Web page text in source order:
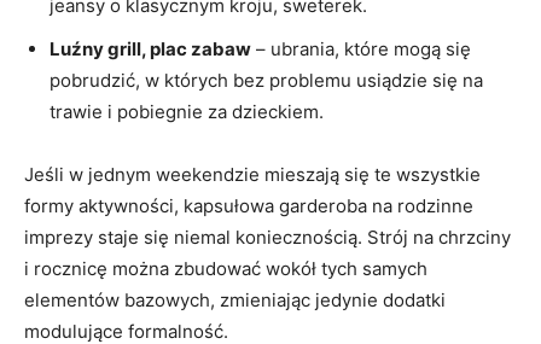
jeansy o klasycznym kroju, sweterek.
Luźny grill, plac zabaw – ubrania, które mogą się
pobrudzić, w których bez problemu usiądzie się na
trawie i pobiegnie za dzieckiem.
Jeśli w jednym weekendzie mieszają się te wszystkie
formy aktywności, kapsułowa garderoba na rodzinne
imprezy staje się niemal koniecznością. Strój na chrzciny
i rocznicę można zbudować wokół tych samych
elementów bazowych, zmieniając jedynie dodatki
modulujące formalność.